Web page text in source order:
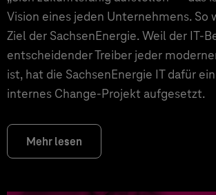
Vision eines jeden Unternehmens. So
Ziel der SachsenEnergie. Weil der IT-
entscheidender Treiber jeder
ist, hat die SachsenEnergie IT dafür
internes Change-Projekt aufgesetzt.
Mehr lesen